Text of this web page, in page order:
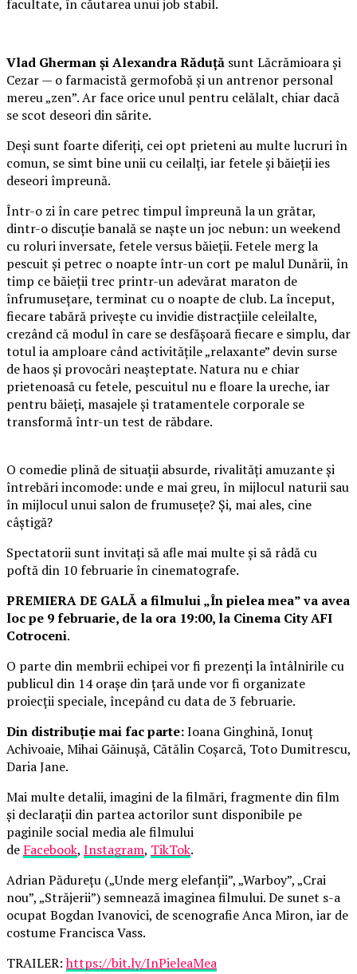
facultate, în căutarea unui job stabil.
Vlad Gherman și Alexandra Răduță sunt Lăcrămioara și
Cezar — o farmacistă germofobă și un antrenor personal
mereu „zen”. Ar face orice unul pentru celălalt, chiar dacă
se scot deseori din sărite.
Deși sunt foarte diferiți, cei opt prieteni au multe lucruri în
comun, se simt bine unii cu ceilalți, iar fetele și băieții ies
deseori împreună.
Într-o zi în care petrec timpul împreună la un grătar,
dintr-o discuție banală se naște un joc nebun: un weekend
cu roluri inversate, fetele versus băieții. Fetele merg la
pescuit și petrec o noapte într-un cort pe malul Dunării, în
timp ce băieții trec printr-un adevărat maraton de
înfrumusețare, terminat cu o noapte de club. La început,
fiecare tabără privește cu invidie distracțiile celeilalte,
crezând că modul în care se desfășoară fiecare e simplu, dar
totul ia amploare când activitățile „relaxante” devin surse
de haos și provocări neașteptate. Natura nu e chiar
prietenoasă cu fetele, pescuitul nu e floare la ureche, iar
pentru băieți, masajele și tratamentele corporale se
transformă într-un test de răbdare.
O comedie plină de situații absurde, rivalități amuzante și
întrebări incomode: unde e mai greu, în mijlocul naturii sau
în mijlocul unui salon de frumusețe? Și, mai ales, cine
câștigă?
Spectatorii sunt invitați să afle mai multe și să râdă cu
poftă din 10 februarie în cinematografe.
PREMIERA DE GALĂ a filmului „În pielea mea” va avea
loc pe 9 februarie, de la ora 19:00, la Cinema City AFI
Cotroceni.
O parte din membrii echipei vor fi prezenți la întâlnirile cu
publicul din 14 orașe din țară unde vor fi organizate
proiecții speciale, începând cu data de 3 februarie.
Din distribuție mai fac parte:Ioana Ginghină, Ionuț
Achivoaie, Mihai Găinușă, Cătălin Coșarcă, Toto Dumitrescu,
Daria Jane.
Mai multe detalii, imagini de la filmări, fragmente din film
și declarații din partea actorilor sunt disponibile pe
paginile social media ale filmului
de Facebook, Instagram, TikTok.
Adrian Pădurețu („Unde merg elefanții”, „Warboy”, „Crai
nou”, „Străjerii”) semnează imaginea filmului. De sunet s-a
ocupat Bogdan Ivanovici, de scenografie Anca Miron, iar de
costume Francisca Vass.
TRAILER:https://bit.ly/InPieleaMea